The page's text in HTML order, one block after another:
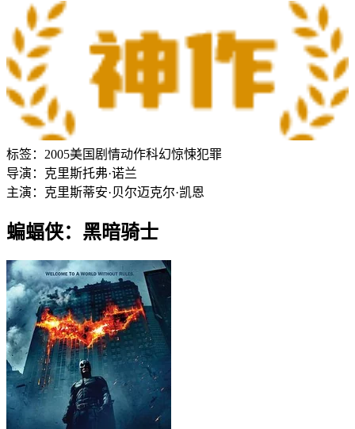
标签： 2005美国剧情动作科幻惊悚犯罪
导演： 克里斯托弗·诺兰
主演： 克里斯蒂安·贝尔迈克尔·凯恩
蝙蝠侠：黑暗骑士